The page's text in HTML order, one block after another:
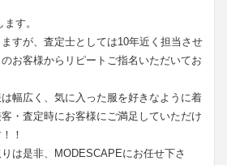
す。
すが、査定士としては10年近く担当させ
お客様からリピートご指名いただいてお
幅広く、気に入った服を好きなように着
・査定時にお客様にご満足していただけ
！
は是非、MODESCAPEにお任せ下さ